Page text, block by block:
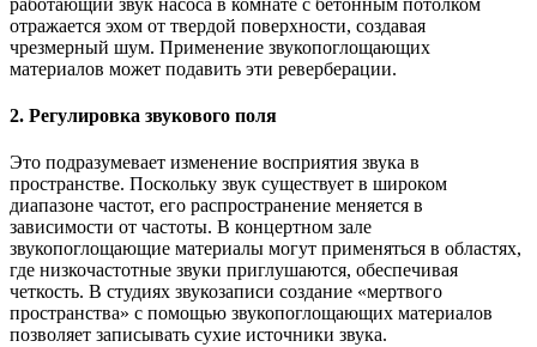
отражается эхом от твердой поверхности, создавая
чрезмерный шум. Применение звукопоглощающих
материалов может подавить эти реверберации.
2. Регулировка звукового поля
Это подразумевает изменение восприятия звука в
пространстве. Поскольку звук существует в широком
диапазоне частот, его распространение меняется в
зависимости от частоты. В концертном зале
звукопоглощающие материалы могут применяться в областях,
где низкочастотные звуки приглушаются, обеспечивая
четкость. В студиях звукозаписи создание «мертвого
пространства» с помощью звукопоглощающих материалов
позволяет записывать сухие источники звука.